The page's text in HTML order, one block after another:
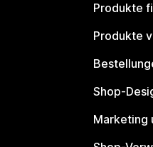
Produkte
Produkte
Shop-
Marketing